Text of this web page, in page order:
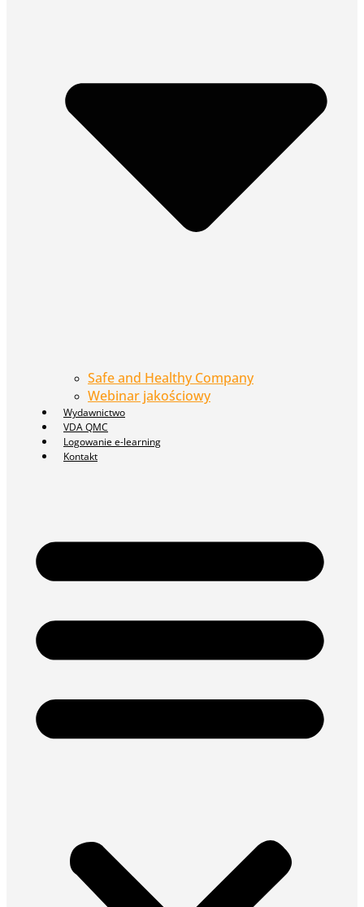
Safe and Healthy Company
Webinar jakościowy
Wydawnictwo
VDA QMC
Logowanie e-learning
Kontakt